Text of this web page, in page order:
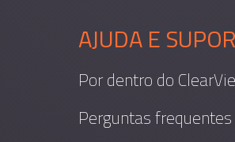
AJUDA E
Por dentro do
Perguntas frequentes